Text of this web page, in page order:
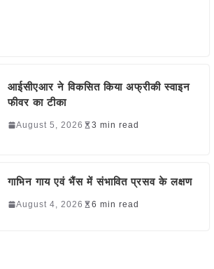
आईसीएआर ने विकसित किया अफ्रीकी स्वाइन
फीवर का टीका
August 5, 2026 3 min read
गाभिन गाय एवं भैंस में संभावित प्रसव के लक्षण
August 4, 2026 6 min read